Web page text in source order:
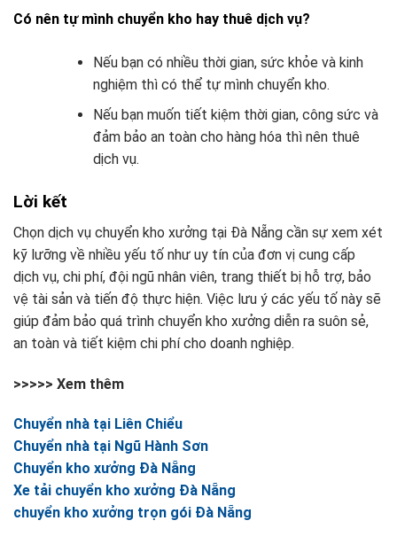
Có nên tự mình chuyển kho hay thuê dịch vụ?
Nếu bạn có nhiều thời gian, sức khỏe và kinh
nghiệm thì có thể tự mình chuyển kho.
Nếu bạn muốn tiết kiệm thời gian, công sức và
đảm bảo an toàn cho hàng hóa thì nên thuê
dịch vụ.
Lời kết
Chọn dịch vụ chuyển kho xưởng tại Đà Nẵng cần sự xem xét
kỹ lưỡng về nhiều yếu tố như uy tín của đơn vị cung cấp
dịch vụ, chi phí, đội ngũ nhân viên, trang thiết bị hỗ trợ, bảo
vệ tài sản và tiến độ thực hiện. Việc lưu ý các yếu tố này sẽ
giúp đảm bảo quá trình chuyển kho xưởng diễn ra suôn sẻ,
an toàn và tiết kiệm chi phí cho doanh nghiệp.
>>>>> Xem thêm
Chuyển nhà tại Liên Chiểu
Chuyển nhà tại Ngũ Hành Sơn
Chuyển kho xưởng Đà Nẵng
Xe tải chuyển kho xưởng Đà Nẵng
chuyển kho xưởng trọn gói Đà Nẵng